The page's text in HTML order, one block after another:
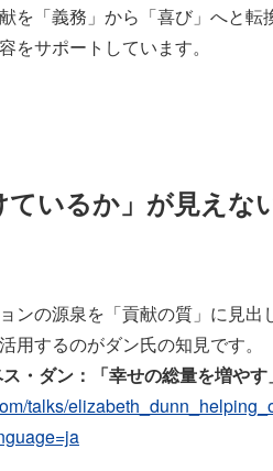
を「義務」から「喜び」へと転
をサポートしています。
ているか」が見えな
ンの源泉を「貢献の質」に見出
用するのがダン氏の知見です。
ス・ダン：「幸せの総量を増や
talks/